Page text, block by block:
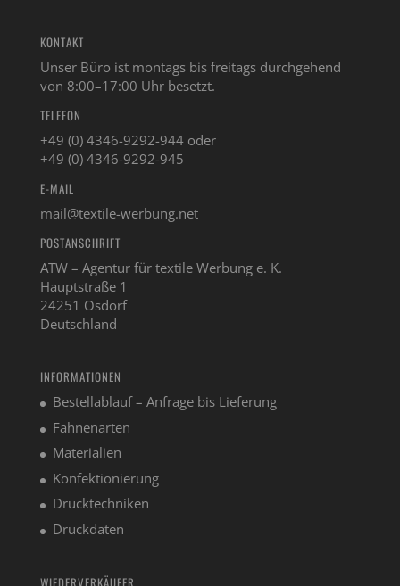
KONTAKT
Unser Büro ist montags bis freitags durchgehend
von 8:00–17:00 Uhr besetzt.
TELEFON
+49 (0) 4346-9292-944 oder
+49 (0) 4346-9292-945
E-MAIL
mail@textile-werbung.net
POSTANSCHRIFT
ATW – Agentur für textile Werbung e. K.
Hauptstraße 1
24251 Osdorf
Deutschland
INFORMATIONEN
Bestellablauf – Anfrage bis Lieferung
Fahnenarten
Materialien
Konfektionierung
Drucktechniken
Druckdaten
WIEDERVERKÄUFER